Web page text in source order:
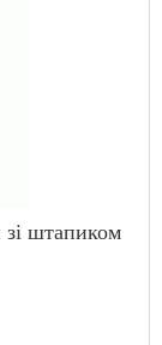
штапиком